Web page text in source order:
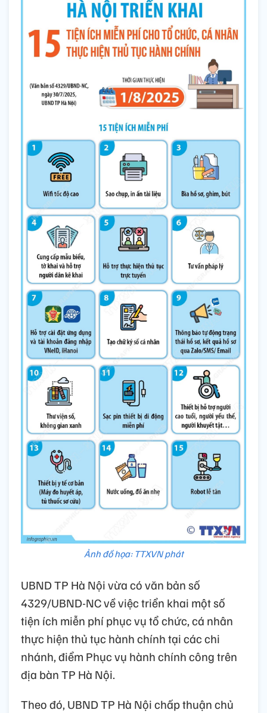
Ảnh đồ họa: TTXVN phát
UBND TP Hà Nội vừa có văn bản số
4329/UBND-NC về việc triển khai một số
tiện ích miễn phí phục vụ tổ chức, cá nhân
thực hiện thủ tục hành chính tại các chi
nhánh, điểm Phục vụ hành chính công trên
địa bàn TP Hà Nội.
Theo đó, UBND TP Hà Nội chấp thuận chủ